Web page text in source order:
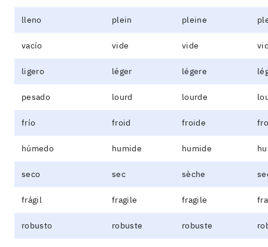
lleno plein pleine
vacío vide vide
ligero léger légere
pesado lourd lourde
frío froid froide
húmedo humide humide
seco sec sèche
frágil fragile fragile
robusto robuste robuste